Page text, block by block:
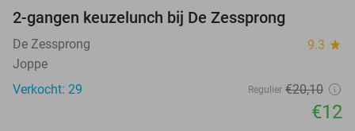
NEW
TODAY
2-gangen keuzelunch bij De Zessprong
De Zessprong 9.3 star
Joppe
Verkocht: 29
Regulier €20,10
€12